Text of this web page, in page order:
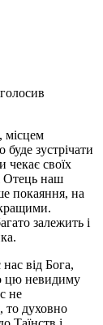
місцем
зустрічати
чекає своїх
Отець наш
покаяння, на
залежить і
від Бога,
цю невидиму
не
то духовно